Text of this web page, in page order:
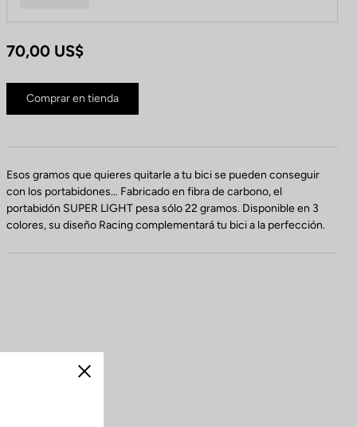
70,00 US$
Comprar en tienda
Esos gramos que quieres quitarle a tu bici se pueden conseguir
con los portabidones… Fabricado en fibra de carbono, el
portabidón SUPER LIGHT pesa sólo 22 gramos. Disponible en 3
colores, su diseño Racing complementará tu bici a la perfección.
Cerrar